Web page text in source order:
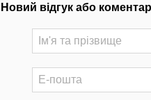
Новий відгук або коментар